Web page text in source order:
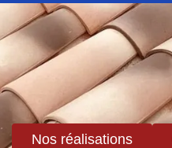
Nos réalisations